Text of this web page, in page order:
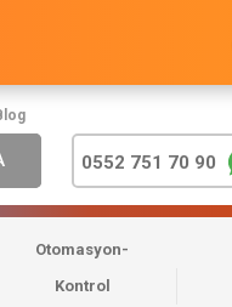
0552 751 70 90
Otomasyon-
Kontrol